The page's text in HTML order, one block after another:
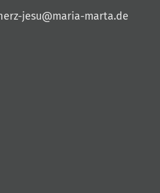
jesu@maria-marta.de